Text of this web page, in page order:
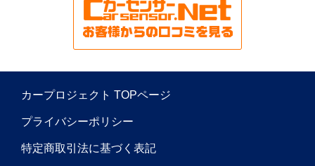
カープロジェクト TOPページ
プライバシーポリシー
特定商取引法に基づく表記